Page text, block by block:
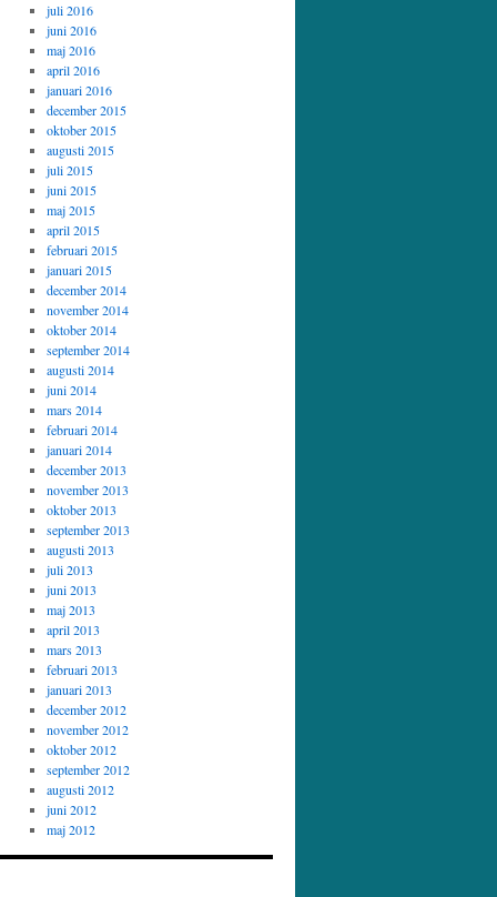
juli 2016
juni 2016
maj 2016
april 2016
januari 2016
december 2015
oktober 2015
augusti 2015
juli 2015
juni 2015
maj 2015
april 2015
februari 2015
januari 2015
december 2014
november 2014
oktober 2014
september 2014
augusti 2014
juni 2014
mars 2014
februari 2014
januari 2014
december 2013
november 2013
oktober 2013
september 2013
augusti 2013
juli 2013
juni 2013
maj 2013
april 2013
mars 2013
februari 2013
januari 2013
december 2012
november 2012
oktober 2012
september 2012
augusti 2012
juni 2012
maj 2012